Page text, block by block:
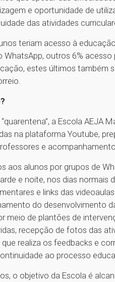
e oportunidade de
das atividades
teriam acesso à
outros 6%
estes últimos também
a Escola AEJA
na plataforma Youtube,
e
aos alunos por grupos de
e noite, nos dias normais
e links das
do desenvolvimento
meio de plantões de
recepção de fotos das
realiza os feedbacks e
ao processo
o objetivo da Escola é